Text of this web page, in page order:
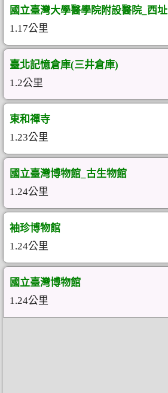
國立臺灣大學醫學院附設醫院_西址
1.17公里
臺北記憶倉庫(三井倉庫)
1.2公里
東和禪寺
1.23公里
國立臺灣博物館_古生物館
1.24公里
袖珍博物館
1.24公里
國立臺灣博物館
1.24公里